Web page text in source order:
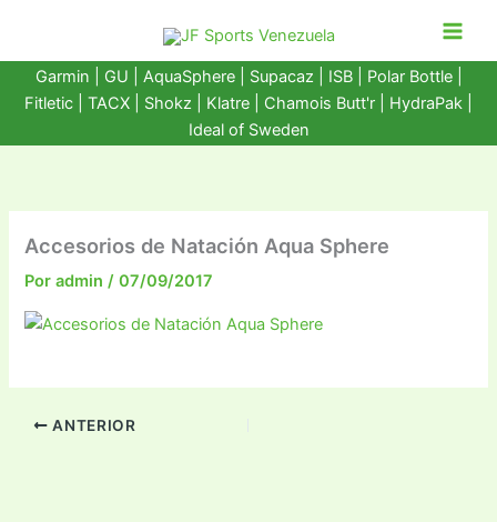
contenido
Garmin GU AquaSphere| Supacaz | ISB | Polar Bottle|
Fitletic
TACX Shokz Klatre Chamois Butt'r HydraPak
Ideal of Sweden
Accesorios de Natación Aqua Sphere
Poradmin/07/09/2017
ANTERIOR